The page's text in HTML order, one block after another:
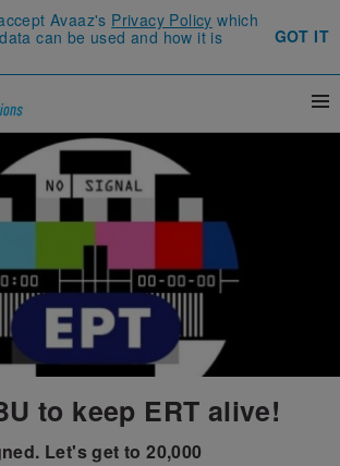
Avaaz's Privacy Policy which
can be used and how it is
GOT IT
to keep ERT alive!
Let's get to20,000